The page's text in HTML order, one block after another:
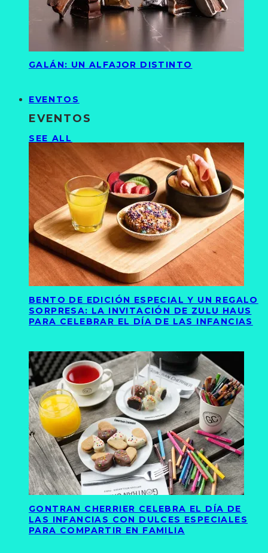
GALÁN: UN ALFAJOR DISTINTO
EVENTOS
EVENTOS
SEE ALL
BENTO DE EDICIÓN ESPECIAL Y UN REGALO
SORPRESA: LA INVITACIÓN DE ZULU HAUS
PARA CELEBRAR EL DÍA DE LAS INFANCIAS
GONTRAN CHERRIER CELEBRA EL DÍA DE
LAS INFANCIAS CON DULCES ESPECIALES
PARA COMPARTIR EN FAMILIA